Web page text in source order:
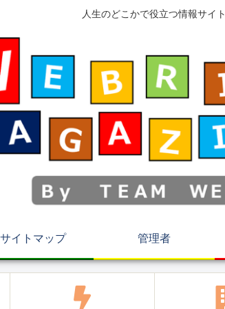
人生のどこかで役立つ情報サイト
サイトマップ 管理者